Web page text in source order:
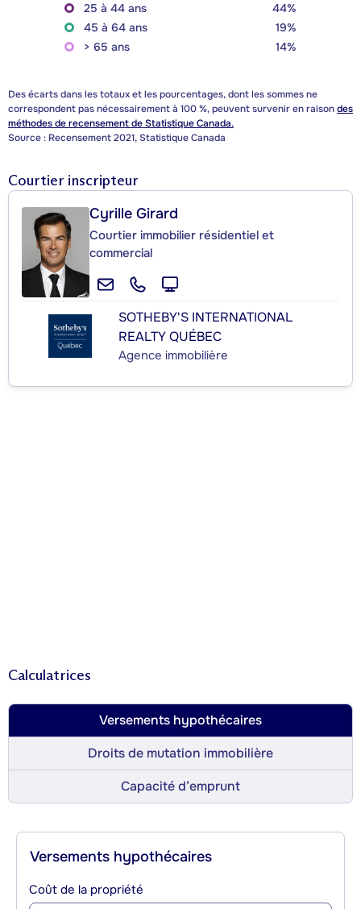
25 à 44 ans
44%
45 à 64 ans
19%
> 65 ans
14%
Des écarts dans les totaux et les pourcentages, dont les sommes ne
correspondent pas nécessairement à 100 %, peuvent survenir en raisondes
méthodes de recensement de Statistique Canada.
Source : Recensement 2021, Statistique Canada
Courtier inscripteur
Cyrille Girard
Courtier immobilier résidentiel et
commercial
SOTHEBY'S INTERNATIONAL
REALTY QUÉBEC
Agence immobilière
Calculatrices
Versements hypothécaires
Droits de mutation immobilière
Capacité d’emprunt
Versements hypothécaires
Coût de la propriété